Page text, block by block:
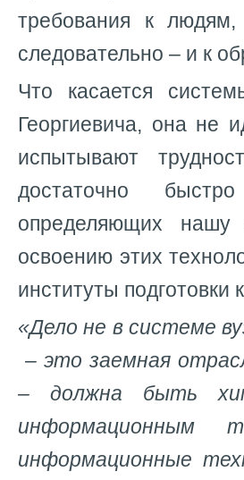
требования к
следовательно – и к
Что касается
Георгиевича, она не
испытывают
достаточно
определяющих
освоению этих
институты подготовки
«Дело не в системе
– это заемная
– должна быть
информационным
информационные